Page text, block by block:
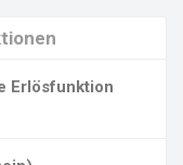
Erlösfunktion